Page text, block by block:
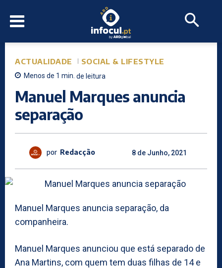
ACTUALIDADE SOCIAL & LIFESTYLE
Menos de 1 min. de leitura
Manuel Marques anuncia
separação
por Redacção 8 de Junho, 2021
Manuel Marques anuncia separação, da
companheira.
Manuel Marques anunciou que está separado de
Ana Martins, com quem tem duas filhas de 14 e